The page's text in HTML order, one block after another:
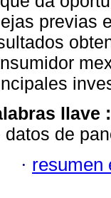
previas
llave :
datos de
· resumen